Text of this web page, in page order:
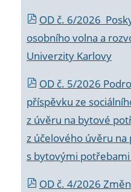
OD č. 6/2026
osobního volna a
Univerzity Karlovy
OD č. 5/2026
příspěvku ze
z úvěru na bytové
z účelového úvěru
s bytovými
OD č. 4/2026